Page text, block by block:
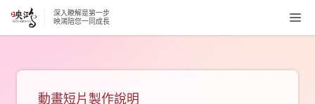
深入瞭解是第一步
映鴻陪您一同成長
動畫短片製作說明